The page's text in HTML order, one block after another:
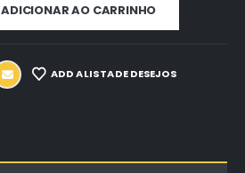
ADICIONAR AO CARRINHO
ADD A LISTA DE DESEJOS